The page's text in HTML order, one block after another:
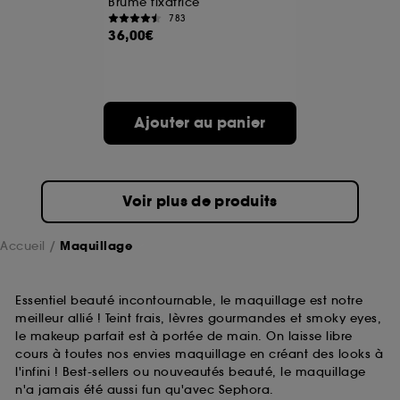
783
36,00€
Ajouter au panier
Voir plus de produits
Accueil Maquillage
Essentiel beauté incontournable, le maquillage est notre
meilleur allié ! Teint frais, lèvres gourmandes et smoky eyes,
le makeup parfait est à portée de main. On laisse libre
cours à toutes nos envies maquillage en créant des looks à
l'infini ! Best-sellers ou nouveautés beauté, le maquillage
n'a jamais été aussi fun qu'avec Sephora.
A l'exception des cookies techniques, le dépôt et la
choix" ci-dessous ou décider de "tout accepter".
Sephora pourra associer les informations de
navigation collectées par ces Cookies, pour les
sur "continuer sans accepter". Voous pouvez à tout
moment choisir de retirer votrte consentement. Si vous
souhaitez obtenir plus d'information sur les cookies